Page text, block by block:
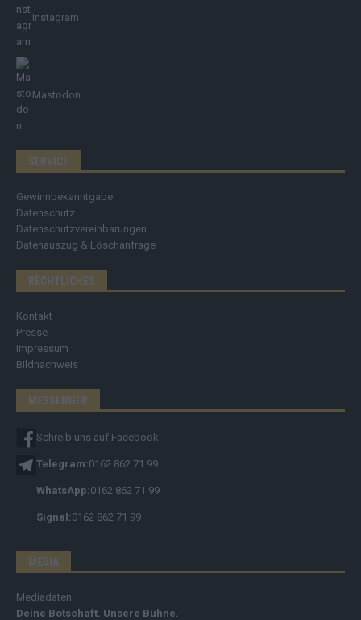
Instagram
Mastodon
SERVICE
Gewinnbekanntgabe
Datenschutz
Datenschutzvereinbarungen
Datenauszug & Löschanfrage
RECHTLICHES
Kontakt
Presse
Impressum
Bildnachweis
MESSENGER
Schreib uns auf Facebook
Telegram:0162 862 71 99
WhatsApp:0162 862 71 99
Signal:0162 862 71 99
MEDIA
Mediadaten
Deine Botschaft. Unsere Bühne.